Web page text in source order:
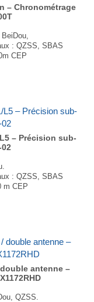
– Chronométrage
: QZSS, SBAS
CEP
– Précision sub-
: QZSS, SBAS
m CEP
antenne –
QZSS.